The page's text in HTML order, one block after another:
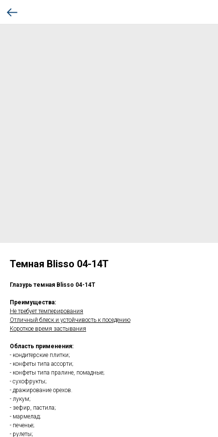
Темная Blisso 04-14Т
Глазурь темная Blisso 04-14Т
Преимущества:
Не требует темперирования
Отличный блеск и устойчивость к поседению
Короткое время застывания
Область применения:
- кондитерские плитки;
- конфеты типа ассорти;
- конфеты типа пралине, помадные;
- сухофрукты;
- дражирование орехов.
- лукум;
- зефир, пастила;
- мармелад;
- печенье;
- рулеты;